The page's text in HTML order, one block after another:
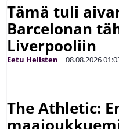
Tämä tuli
Barcelonan
Liverpooliin
Eetu Hellsten | 08.08.2026
The Athletic: